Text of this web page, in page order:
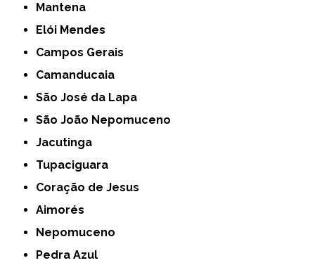
Mantena
Elói Mendes
Campos Gerais
Camanducaia
São José da Lapa
São João Nepomuceno
Jacutinga
Tupaciguara
Coração de Jesus
Aimorés
Nepomuceno
Pedra Azul